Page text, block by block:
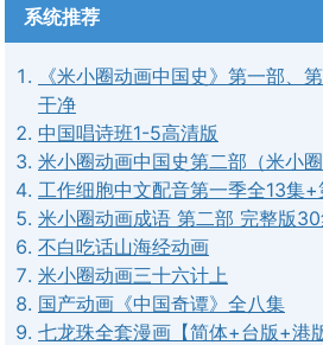
系统推荐
《米小圈动画中国史》第一部、
干净
中国唱诗班1-5高清版
米小圈动画中国史第二部（米小圈
工作细胞中文配音第一季全13集
米小圈动画成语 第二部 完整版
不白吃话山海经动画
米小圈动画三十六计上
国产动画《中国奇谭》全八集
七龙珠全套漫画【简体+台版+港